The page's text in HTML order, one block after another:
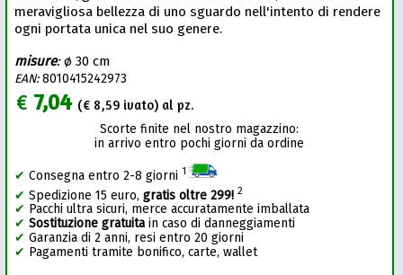
meravigliosa bellezza di uno sguardo nell'intento di rendere
ogni portata unica nel suo genere.
misure:ø 30 cm
EAN:8010415242973
€7,04 (€ 8,59 ivato) al pz.
Scorte finite nel nostro magazzino:
in arrivo entro pochi giorni da ordine
✔ Consegna entro 2-8 giorni 1
✔ Spedizione 15 euro,gratis oltre 299! 2
✔ Pacchi ultra sicuri, merce accuratamente imballata
✔ Sostituzione gratuitain caso di danneggiamenti
✔ Garanzia di 2 anni, resi entro 20 giorni
✔ Pagamenti tramite bonifico, carte, wallet